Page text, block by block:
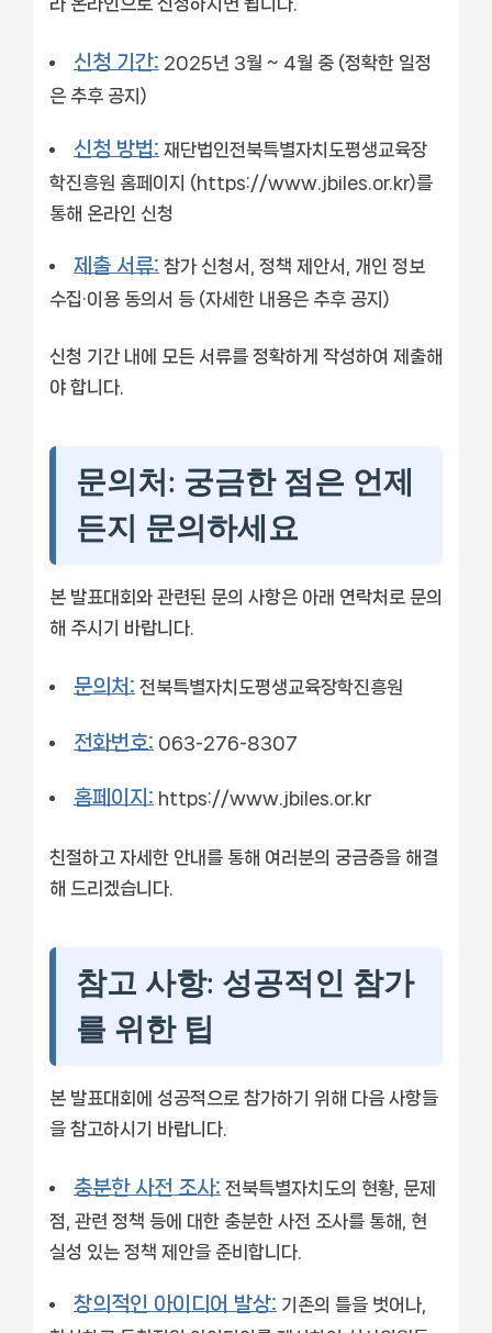
신청 기간: 2025년 3월 ~ 4월 중 (정확한 일정
은 추후 공지)
신청 방법: 재단법인전북특별자치도평생교육장
학진흥원 홈페이지 (https://www.jbiles.or.kr)를
통해 온라인 신청
제출 서류: 참가 신청서, 정책 제안서, 개인 정보
수집·이용 동의서 등 (자세한 내용은 추후 공지)
신청 기간 내에 모든 서류를 정확하게 작성하여 제출해
야 합니다.
문의처: 궁금한 점은 언제
든지 문의하세요
본 발표대회와 관련된 문의 사항은 아래 연락처로 문의
해 주시기 바랍니다.
문의처: 전북특별자치도평생교육장학진흥원
전화번호: 063-276-8307
홈페이지: https://www.jbiles.or.kr
친절하고 자세한 안내를 통해 여러분의 궁금증을 해결
해 드리겠습니다.
참고 사항: 성공적인 참가
를 위한 팁
본 발표대회에 성공적으로 참가하기 위해 다음 사항들
을 참고하시기 바랍니다.
충분한 사전 조사: 전북특별자치도의 현황, 문제
점, 관련 정책 등에 대한 충분한 사전 조사를 통해, 현
실성 있는 정책 제안을 준비합니다.
창의적인 아이디어 발상: 기존의 틀을 벗어나,